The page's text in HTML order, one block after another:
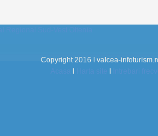
Copyright 2016 I valcea-